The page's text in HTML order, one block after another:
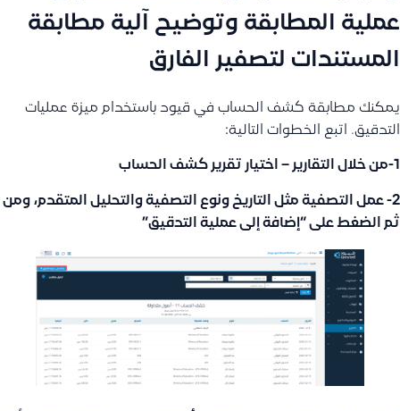
عملية المطابقة وتوضيح آلية مطابقة
المستندات لتصفير الفارق
يمكنك مطابقة كشف الحساب في قيود باستخدام ميزة عمليات
التدقيق. اتبع الخطوات التالية:
1-من خلال التقارير – اختيار تقرير كشف الحساب
2- عمل التصفية مثل التاريخ ونوع التصفية والتحليل المتقدم، ومن
ثم الضغط على “إضافة إلى عملية التدقيق”